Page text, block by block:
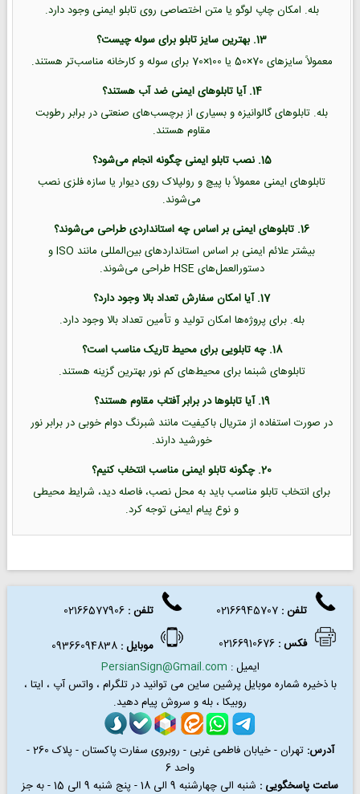
بله. امکان چاپ لوگو یا متن اختصاصی روی تابلو ایمنی وجود دارد.
13. بهترین سایز تابلو برای سوله چیست؟
معمولاً سایزهای 70×50 یا 100×70 برای سوله و کارخانه مناسب‌تر هستند.
14. آیا تابلوهای ایمنی ضد آب هستند؟
بله. تابلوهای گالوانیزه و بسیاری از برچسب‌های صنعتی در برابر رطوبت
مقاوم هستند.
15. نصب تابلو ایمنی چگونه انجام می‌شود؟
تابلوهای ایمنی معمولاً با پیچ و رولپلاک روی دیوار یا سازه فلزی نصب
می‌شوند.
16. تابلوهای ایمنی بر اساس چه استانداردی طراحی می‌شوند؟
بیشتر علائم ایمنی بر اساس استانداردهای بین‌المللی مانند ISO و
دستورالعمل‌های HSE طراحی می‌شوند.
17. آیا امکان سفارش تعداد بالا وجود دارد؟
بله. برای پروژه‌ها امکان تولید و تأمین تعداد بالا وجود دارد.
18. چه تابلویی برای محیط تاریک مناسب است؟
تابلوهای شبنما برای محیط‌های کم نور بهترین گزینه هستند.
19. آیا تابلوها در برابر آفتاب مقاوم هستند؟
در صورت استفاده از متریال باکیفیت مانند شبرنگ دوام خوبی در برابر نور
خورشید دارند.
20. چگونه تابلو ایمنی مناسب انتخاب کنیم؟
برای انتخاب تابلو مناسب باید به محل نصب، فاصله دید، شرایط محیطی
و نوع پیام ایمنی توجه کرد.
تلفن : تلفن:
02166577906
فکس:
02166910676 موبایل :
ایمیل : PersianSign@Gmail.com
با ذخیره شماره موبایل پرشین ساین می توانید درتلگرام ، واتس آپ ، ایتا ،
روبیکا ، بله و سروش پیام دهید.
آدرس:
تهران - خیابان فاطمی غربی - روبروی سفارت پاکستان - پلاک 260 -
واحد 6
ساعت پاسخگویی :
شنبه الی چهارشنبه 9 الی 18 - پنج شنبه 9 الی 15 - به جز